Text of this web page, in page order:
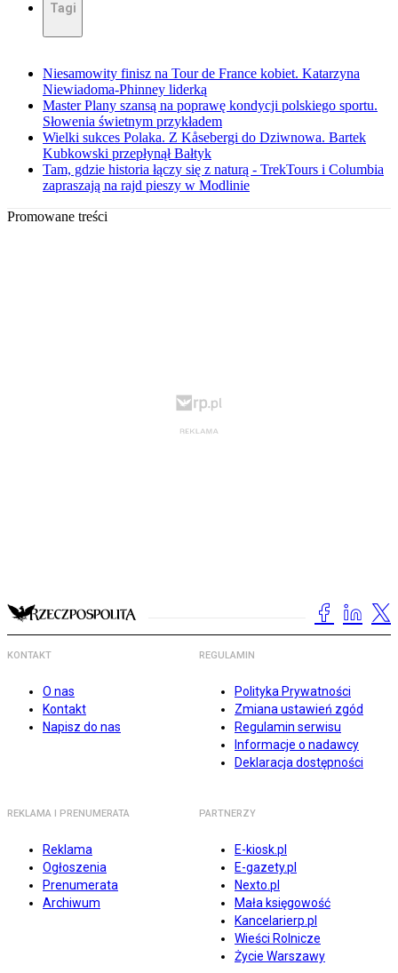
Tagi
Niesamowity finisz na Tour de France kobiet. Katarzyna
Niewiadoma-Phinney liderką
Master Plany szansą na poprawę kondycji polskiego sportu.
Słowenia świetnym przykładem
Wielki sukces Polaka. Z Kåsebergi do Dziwnowa. Bartek
Kubkowski przepłynął Bałtyk
Tam, gdzie historia łączy się z naturą - TrekTours i Columbia
zapraszają na rajd pieszy w Modlinie
Promowane treści
KONTAKT
O nas
Kontakt
Napisz do nas
REGULAMIN
Polityka Prywatności
Zmiana ustawień zgód
Regulamin serwisu
Informacje o nadawcy
Deklaracja dostępności
REKLAMA I PRENUMERATA
Reklama
Ogłoszenia
Prenumerata
Archiwum
PARTNERZY
E-kiosk.pl
E-gazety.pl
Nexto.pl
Mała księgowość
Kancelarierp.pl
Wieści Rolnicze
Życie Warszawy